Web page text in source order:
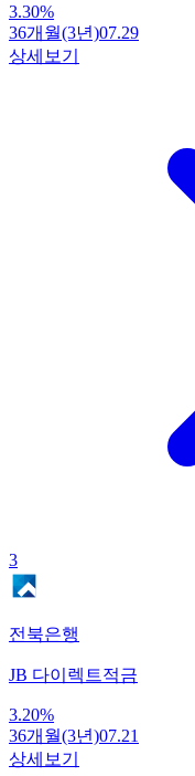
3.30%
36개월(3년)07.29
상세보기
3
전북은행
JB 다이렉트적금
3.20%
36개월(3년)07.21
상세보기